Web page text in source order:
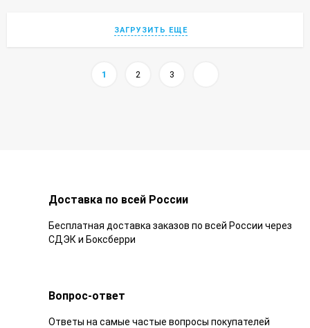
ЗАГРУЗИТЬ ЕЩЕ
1 2 3
Доставка по всей России
Бесплатная доставка заказов по всей России через
СДЭК и Боксберри
Вопрос-ответ
Ответы на самые частые вопросы покупателей